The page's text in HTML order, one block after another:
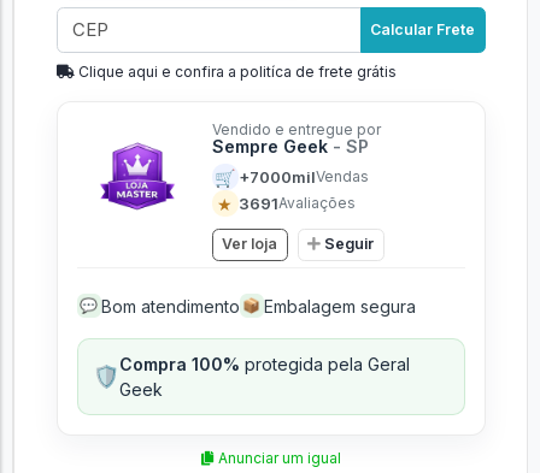
Calcular Frete
Clique aqui e confira a politíca de frete grátis
Vendido e entregue por
Sempre Geek - SP
🛒 +7000milVendas
★ 3691Avaliações
Ver loja Seguir
💬 Bom atendimento 📦 Embalagem segura
🛡️Compra 100% protegida pela Geral
Geek
Anunciar um igual